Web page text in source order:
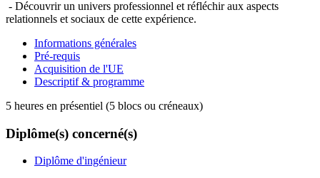
- Découvrir un univers professionnel et réfléchir aux aspects
relationnels et sociaux de cette expérience.
Informations générales
Pré-requis
Acquisition de l'UE
Descriptif & programme
5 heures en présentiel (5 blocs ou créneaux)
Diplôme(s) concerné(s)
Diplôme d'ingénieur